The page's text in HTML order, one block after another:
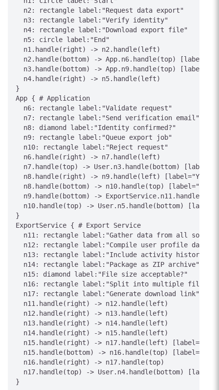
  n2: rectangle label:"Request data export"
  n3: rectangle label:"Verify identity"
  n4: rectangle label:"Download export file"
  n5: circle label:"End"
  n1.handle(right) -> n2.handle(left)
n2.handle(bottom) -> App.n6.handle(top)
n3.handle(bottom) -> App.n9.handle(top)
  n4.handle(right) -> n5.handle(left)
}
App { # Application
  n6: rectangle label:"Validate request"
  n7: rectangle label:"Send verification email"
  n8: diamond label:"Identity confirmed?"
  n9: rectangle label:"Queue export job"
  n10: rectangle label:"Reject request"
  n6.handle(right) -> n7.handle(left)
n7.handle(top) -> User.n3.handle(bottom)
  n8.handle(right) -> n9.handle(left) [label="Yes"]
  n8.handle(bottom) -> n10.handle(top) [label="No"]
n9.handle(bottom) ->
n10.handle(top) -> User.n5.handle(bottom)
}
ExportService { # Export Service
n11: rectangle label:"Gather data from all
  n12: rectangle label:"Compile user profile data"
  n13: rectangle label:"Include activity history"
  n14: rectangle label:"Package as ZIP archive"
  n15: diamond label:"File size acceptable?"
  n16: rectangle label:"Split into multiple files"
  n17: rectangle label:"Generate download link"
  n11.handle(right) -> n12.handle(left)
  n12.handle(right) -> n13.handle(left)
  n13.handle(right) -> n14.handle(left)
  n14.handle(right) -> n15.handle(left)
n15.handle(right) -> n17.handle(left)
  n15.handle(bottom) -> n16.handle(top) [label="No"]
  n16.handle(right) -> n17.handle(top)
n17.handle(top) -> User.n4.handle(bottom)
}